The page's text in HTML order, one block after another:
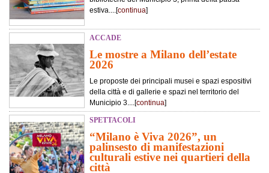
estiva....[continua]
ACCADE
Le mostre a Milano dell’estate
2026
Le proposte dei principali musei e spazi espositivi
della città e di gallerie e spazi nel territorio del
Municipio 3....[continua]
SPETTACOLI
“Milano è Viva 2026”, un
palinsesto di manifestazioni
culturali estive nei quartieri della
città